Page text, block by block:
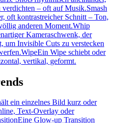
verdichten – oft auf Musik.Smash
oft kontrastreicher Schnitt – Ton,
anderen Moment.Whip
Kameraschwenk, der
um Invisible Cuts zu verstecken
WipeEin Wipe schiebt oder
vertikal, geformt.
ein einzelnes Bild kurz oder
Text-Overlay oder
Eine Glow-up Transition